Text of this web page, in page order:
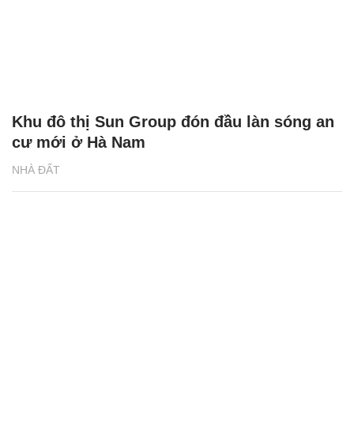
NHÀ ĐẤT
Khu đô thị Sun Group đón đầu làn sóng an
cư mới ở Hà Nam